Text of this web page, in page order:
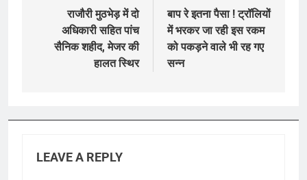
navigation
राजौरी मुठभेड़ में दो
अधिकारी सहित पांच
सैनिक शहीद, मेजर की
हालत स्थिर
बाप रे इतना पैसा ! ट्रॉलियों
में भरकर जा रही इस रकम
को पकड़ने वाले भी रह गए
सन्‍न
LEAVE A REPLY